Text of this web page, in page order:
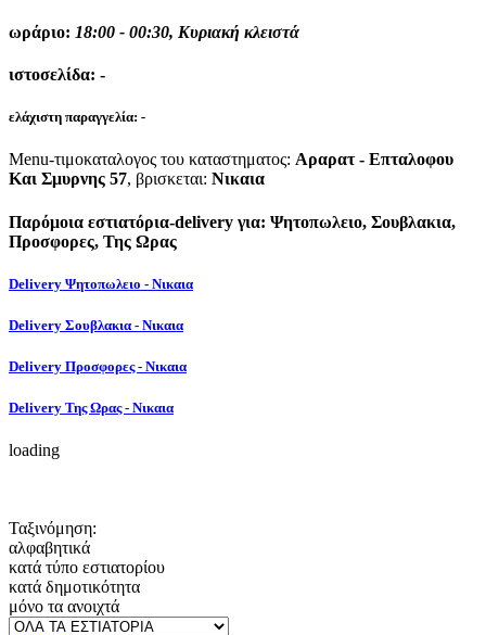
ωράριο: 18:00 - 00:30, Κυριακή κλειστά
ιστοσελίδα: -
ελάχιστη παραγγελία: -
Menu-τιμοκαταλογος του καταστηματος: Αραρατ - Επταλοφου
Και Σμυρνης 57, βρισκεται: Νικαια
Παρόμοια εστιατόρια-delivery για: Ψητοπωλειο, Σουβλακια,
Προσφορες, Της Ωρας
Delivery Ψητοπωλειο - Νικαια
Delivery Σουβλακια - Νικαια
Delivery Προσφορες - Νικαια
Delivery Της Ωρας - Νικαια
loading
Ταξινόμηση:
αλφαβητικά
κατά τύπο εστιατορίου
κατά δημοτικότητα
μόνο τα ανοιχτά